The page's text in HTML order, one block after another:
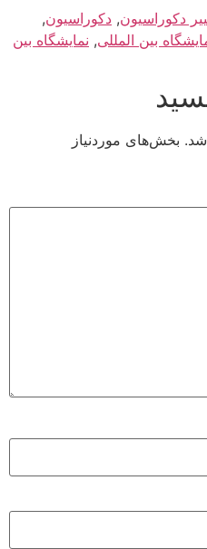
دکوراسیون, دکوراسیون,
بین المللی, نمایشگاه بین
شد. بخش‌های موردنیاز